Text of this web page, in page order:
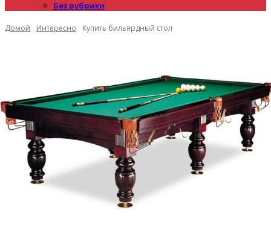
Без рубрики
Домой Интересно Купить бильярдный стол